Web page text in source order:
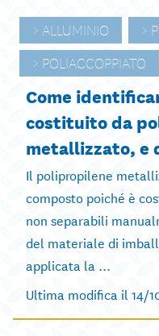
ALLUMINIO
POLIACCOPPIATO
Come
costituito da
metallizzato, e
Il polipropilene
composto poiché è
non separabili
del materiale di
applicata la ...
Ultima modifica il 14/